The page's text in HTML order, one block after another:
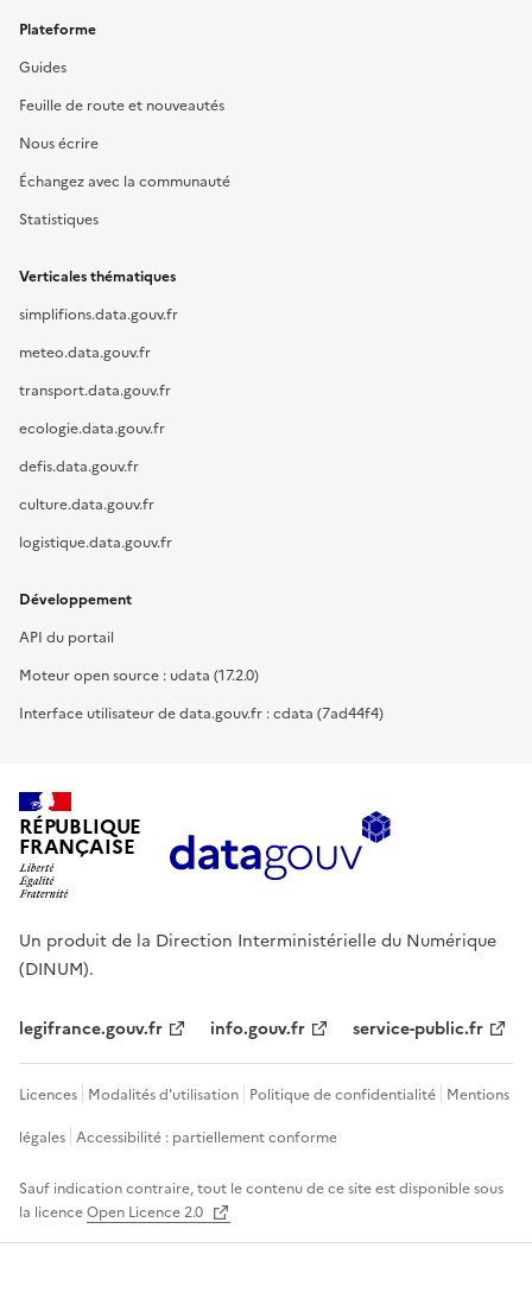
Plateforme
Guides
Feuille de route et nouveautés
Nous écrire
Échangez avec la communauté
Statistiques
Verticales thématiques
simplifions.data.gouv.fr
meteo.data.gouv.fr
transport.data.gouv.fr
ecologie.data.gouv.fr
defis.data.gouv.fr
culture.data.gouv.fr
logistique.data.gouv.fr
Développement
API du portail
Moteur open source : udata (17.2.0)
Interface utilisateur de data.gouv.fr : cdata (7ad44f4)
RÉPUBLIQUE
FRANÇAISE
Un produit de la Direction Interministérielle du Numérique
(DINUM).
legifrance.gouv.fr info.gouv.fr service-public.fr
Licences Modalités d'utilisation Politique de confidentialité Mentions
légales Accessibilité : partiellement conforme
Sauf indication contraire, tout le contenu de ce site est disponible sous
la licenceOpen Licence 2.0